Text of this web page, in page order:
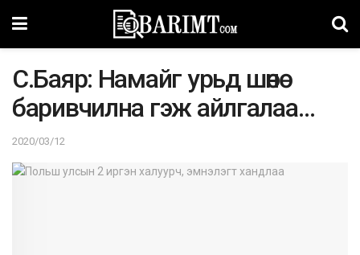
C.Бaяp: Намайг урьд шөнө
баривчилна гэж айлгалаа…
2020/03/12